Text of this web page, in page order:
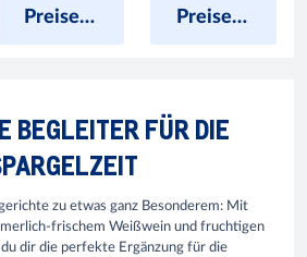
Preise anzeigen Preise anzeigen
BEGLEITER FÜR DIE
zu etwas ganz Besonderem: Mit
frischem Weißwein und fruchtigen
dir die perfekte Ergänzung für die